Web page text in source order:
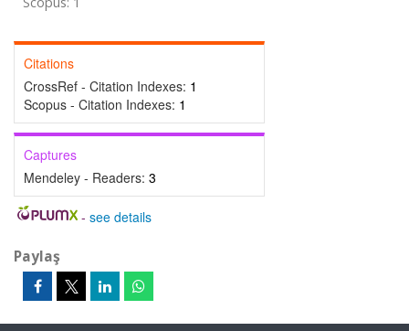
Citations
CrossRef - Citation Indexes: 1
Scopus - Citation Indexes: 1
Captures
Mendeley - Readers: 3
- see details
Paylaş